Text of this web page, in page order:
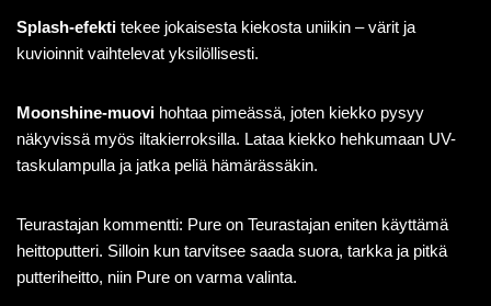
Splash-efekti tekee jokaisesta kiekosta uniikin – värit ja
kuvioinnit vaihtelevat yksilöllisesti.
Moonshine-muovi hohtaa pimeässä, joten kiekko pysyy
näkyvissä myös iltakierroksilla. Lataa kiekko hehkumaan UV-
taskulampulla ja jatka peliä hämärässäkin.
Teurastajan kommentti: Pure on Teurastajan eniten käyttämä
heittoputteri. Silloin kun tarvitsee saada suora, tarkka ja pitkä
putteriheitto, niin Pure on varma valinta.